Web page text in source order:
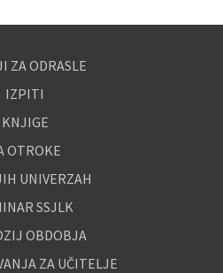
ZA ODRASLE
IZPITI
KNJIGE
OTROKE
UNIVERZAH
SSJLK
OBDOBJA
ZA UČITELJE